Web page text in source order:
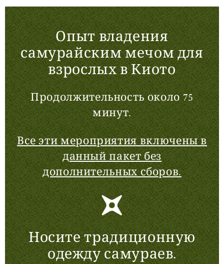
Опыт владения
самурайским мечом для
взрослых в Киото
Продолжительность около 75
минут.
Все эти мероприятия включены в
данный пакет без
дополнительных сборов.
Носите традиционную
одежду самураев.